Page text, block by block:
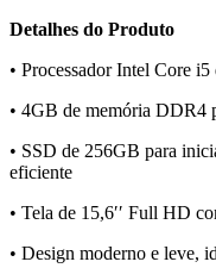
Detalhes do Produto
• Processador Intel Core
• 4GB de memória DDR4
• SSD de 256GB para
eficiente
• Tela de 15,6′′ Full HD
• Design moderno e leve,